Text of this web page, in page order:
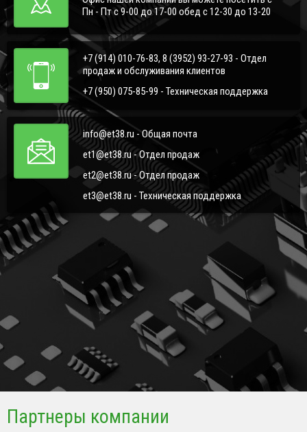
Пн - Пт с 9-00 до 17-00 обед с 12-30 до 13-20
+7 (914) 010-76-83, 8 (3952) 93-27-93 - Отдел
продаж и обслуживания клиентов
+7 (950) 075-85-99 - Техническая поддержка
info@et38.ru - Общая почта
et1@et38.ru - Отдел продаж
et2@et38.ru - Отдел продаж
et3@et38.ru - Техническая поддержка
Партнеры компании